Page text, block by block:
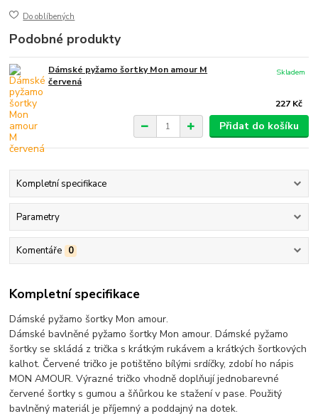
Do oblíbených
Podobné produkty
Dámské pyžamo šortky Mon amour M
červená
227 Kč
Skladem
Přidat do košíku
Kompletní specifikace
Parametry
Komentáře 0
Kompletní specifikace
Dámské pyžamo šortky Mon amour.
Dámské bavlněné pyžamo šortky Mon amour. Dámské pyžamo
šortky se skládá z trička s krátkým rukávem a krátkých šortkových
kalhot. Červené tričko je potištěno bílými srdíčky, zdobí ho nápis
MON AMOUR. Výrazné tričko vhodně doplňují jednobarevné
červené šortky s gumou a šňůrkou ke stažení v pase. Použitý
bavlněný materiál je příjemný a poddajný na dotek.